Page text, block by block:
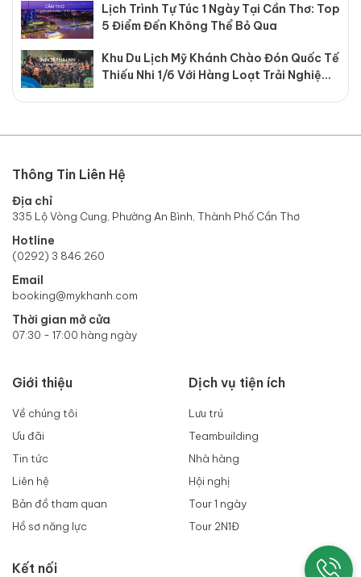
Lịch Trình Tự Túc 1 Ngày Tại Cần Thơ: Top
5 Điểm Đến Không Thể Bỏ Qua
Khu Du Lịch Mỹ Khánh Chào Đón Quốc Tế
Thiếu Nhi 1/6 Với Hàng Loạt Trải Nghiệm
Thông Tin Liên Hệ
Địa chỉ
335 Lộ Vòng Cung, Phường An Bình, Thành Phố Cần Thơ
Hotline
(0292) 3 846.260
Email
booking@mykhanh.com
Thời gian mở cửa
07:30 - 17:00 hàng ngày
Giới thiệu
Về chúng tôi
Ưu đãi
Tin tức
Liên hệ
Bản đồ tham quan
Hồ sơ năng lực
Dịch vụ tiện ích
Lưu trú
Teambuilding
Nhà hàng
Hội nghị
Tour 1 ngày
Tour 2N1Đ
Kết nối